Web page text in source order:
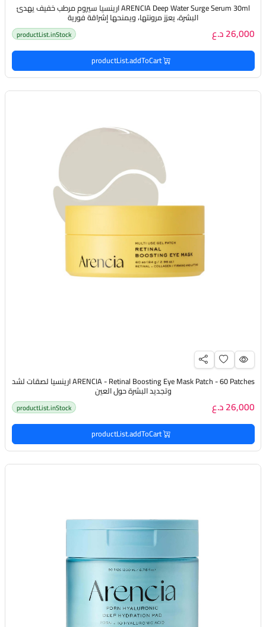
ARENCIA Deep Water Surge Serum 30ml ارينسيا سيروم مرطب خفيف يهدئ
البشرة، يعزز مرونتها، ويمنحها إشراقة فورية
26,000 د.ع productList.inStock
productList.addToCart
ARENCIA - Retinal Boosting Eye Mask Patch - 60 Patches ارينسيا لصقات لشد
وتجديد البشرة حول العين
26,000 د.ع productList.inStock
productList.addToCart